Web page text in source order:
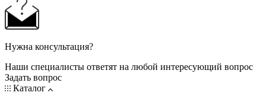
Нужна консультация?
Наши специалисты ответят на любой интересующий вопрос
Задать вопрос
Каталог